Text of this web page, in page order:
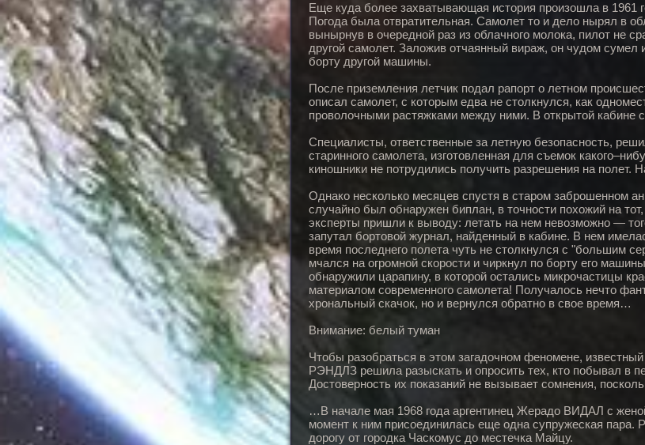
Еще куда более захватывающая история произошла в 1961
Погода была отвратительная. Самолет то и дело нырял в
вынырнув в очередной раз из облачного молока, пилот не
другой самолет. Заложив отчаянный вираж, он чудом
борту другой машины.
После приземления летчик подал рапорт о летном
описал самолет, с которым едва не столкнулся, как
проволочными растяжками между ними. В открытой кабине
Специалисты, ответственные за летную безопасность,
старинного самолета, изготовленная для съемок
киношники не потрудились получить разрешения на полет.
Однако несколько месяцев спустя в старом заброшенном
случайно был обнаружен биплан, в точности похожий на
эксперты пришли к выводу: летать на нем невозможно —
запутал бортовой журнал, найденный в кабине. В нем
время последнего полета чуть не столкнулся с "большим
мчался на огромной скорости и чиркнул по борту его
обнаружили царапину, в которой остались микрочастицы
материалом современного самолета! Получалось нечто
хрональный скачок, но и вернулся обратно в свое время…
Внимание: белый туман
Чтобы разобраться в этом загадочном феномене,
РЭНДЛЗ решила разыскать и опросить тех, кто побывал в
Достоверность их показаний не вызывает сомнения,
…В начале мая 1968 года аргентинец Жерадо ВИДАЛ с
момент к ним присоединилась еще одна супружеская пара.
дорогу от городка Часкомус до местечка Майцу.